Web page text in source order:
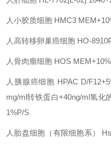
人小胶质细胞 HMC3
人高转移卵巢癌细胞 HO-
人骨肉瘤细胞 HOS
人胰腺癌细胞 HPAC D/
mg/ml转铁蛋白+40ng/ml氢化
1%P/S
人胎盘细胞（有限细胞系）